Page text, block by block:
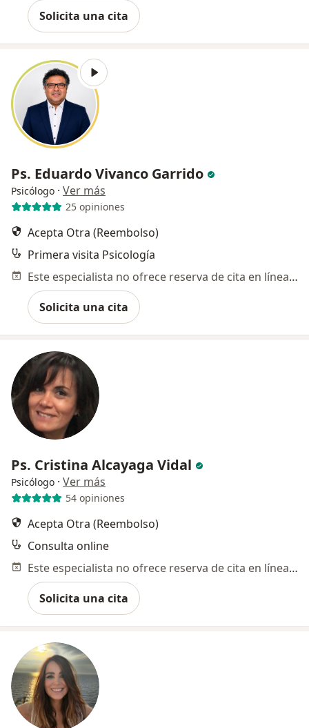
Solicita una cita
Ps. Eduardo Vivanco Garrido
Psicólogo · Ver más
25 opiniones
Acepta Otra (Reembolso)
Primera visita Psicología
Este especialista no ofrece reserva de cita en línea en esta dirección.
Solicita una cita
Ps. Cristina Alcayaga Vidal
Psicólogo · Ver más
54 opiniones
Acepta Otra (Reembolso)
Consulta online
Este especialista no ofrece reserva de cita en línea en esta dirección.
Solicita una cita